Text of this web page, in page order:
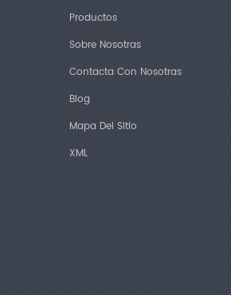
Productos
Sobre Nosotras
Contacta Con Nosotras
Blog
Mapa Del Sitio
XML